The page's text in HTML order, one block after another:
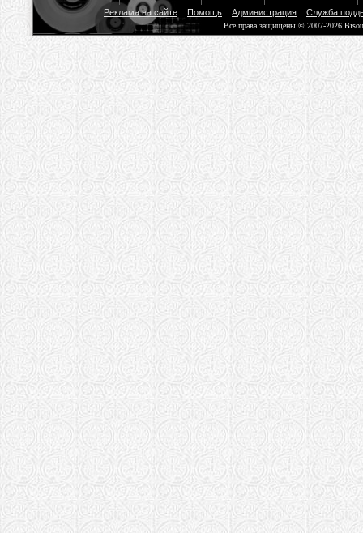
Реклама на сайте
Помощь Администрация Служба
Все права защищены © 2007-2026